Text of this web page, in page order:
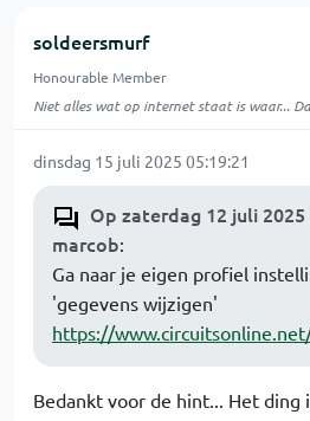
soldeersmurf
Honourable Member
Niet alles wat op internet staat is waar...
dinsdag 15 juli 2025 05:19:21
Op zaterdag 12 juli
marcob:
Ga naar je eigen profiel
'gegevens wijzigen'
https://
Bedankt voor de hint... Het ding